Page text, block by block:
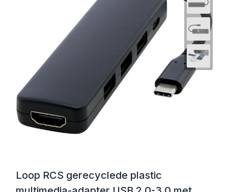
Loop RCS gerecyclede plastic